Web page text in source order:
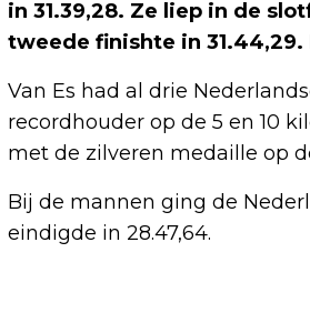
in 31.39,28. Ze liep in de
tweede finishte in 31.44,29.
Van Es had al drie
recordhouder op de 5 en 10
met de zilveren medaille op
Bij de mannen ging de
eindigde in 28.47,64.